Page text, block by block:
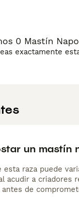
0 Mastín
exactamente
un mastín
esta raza puede
acudir a
de